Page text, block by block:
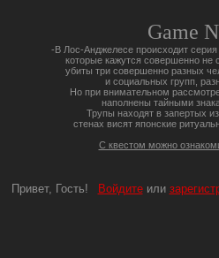
Game
-В Лос-Анджелесе происходит серия
которые кажутся совершенно не
убиты три совершенно разных
и социальных групп,
Но при внимательном
наполнены тайными
Трупы находят в запертых
стенах висят японские
С квестом можно
Привет, Гость! Войдитеили